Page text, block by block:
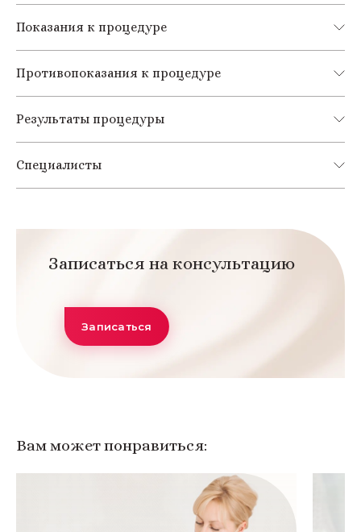
Показания к процедуре
Противопоказания к процедуре
Результаты процедуры
Специалисты
Записаться на консультацию
Записаться
Вам может понравиться: